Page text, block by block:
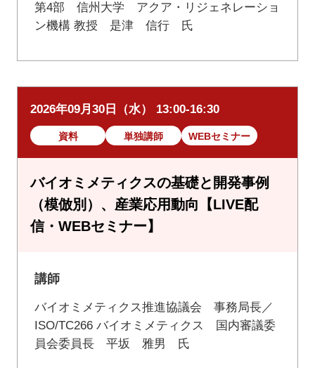
第4部 信州大学 アクア・リジェネレーショ
ン機構 教授 是津 信行 氏
2026年09月30日（水） 13:00-16:30
資料 単独講師 WEBセミナー
バイオミメティクスの基礎と開発事例
（模倣別）、産業応用動向【LIVE配
信・WEBセミナー】
講師
バイオミメティクス推進協議会 事務局長／
ISO/TC266 バイオミメティクス 国内審議委
員会委員長 平坂 雅男 氏